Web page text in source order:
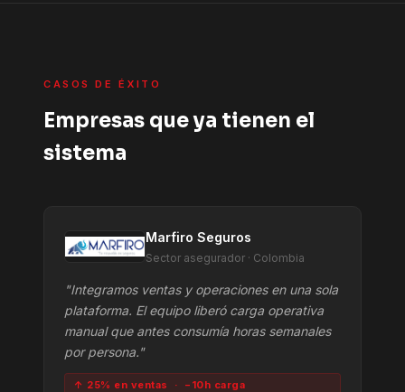
CASOS DE ÉXITO
Empresas que ya tienen el
sistema
Marfiro Seguros
Sector asegurador · Colombia
"Integramos ventas y operaciones en una sola
plataforma. El equipo liberó carga operativa
manual que antes consumía horas semanales
por persona."
↑ 25% en ventas · −10h carga